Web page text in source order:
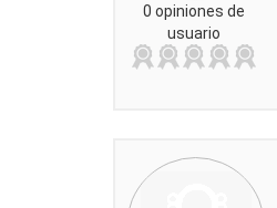
0 opiniones de
usuario